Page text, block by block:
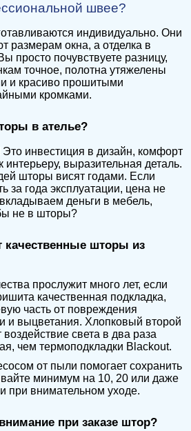
швее?
индивидуально. Они
размерам окна, а отделка в
просто почувствуете разницу,
точное, полотна утяжелены
и красиво прошитыми
кромками.
в ателье?
Это инвестиция в дизайн, комфорт
выразительная деталь.
шторы висят годами. Если
за года эксплуатации, цена не
деньги в мебель,
не в шторы?
качественные шторы из
прослужит много лет, если
качественная подкладка,
часть от повреждения
и выцветания. Хлопковый второй
света в два раза
чем термоподкладки Blackout.
от пыли помогает сохранить
минимум на 10, 20 или даже
при внимательном уходе.
при заказе штор?